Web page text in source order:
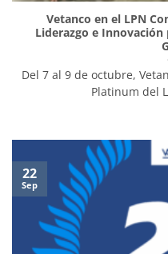
Vetanco en el LPN
Liderazgo e
Del 7 al 9 de octubre,
Platinum del
22
Sep